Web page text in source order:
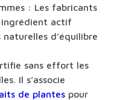
: Les fabricants
ingrédient actif
d’équilibre
sans effort les
Il s’associe
de plantes pour